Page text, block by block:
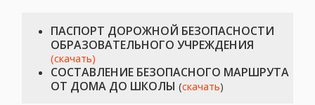
ПАСПОРТ ДОРОЖНОЙ БЕЗОПАСНОСТИ
ОБРАЗОВАТЕЛЬНОГО УЧРЕЖДЕНИЯ
(скачать)
СОСТАВЛЕНИЕ БЕЗОПАСНОГО МАРШРУТА
ОТ ДОМА ДО ШКОЛЫ (скачать)